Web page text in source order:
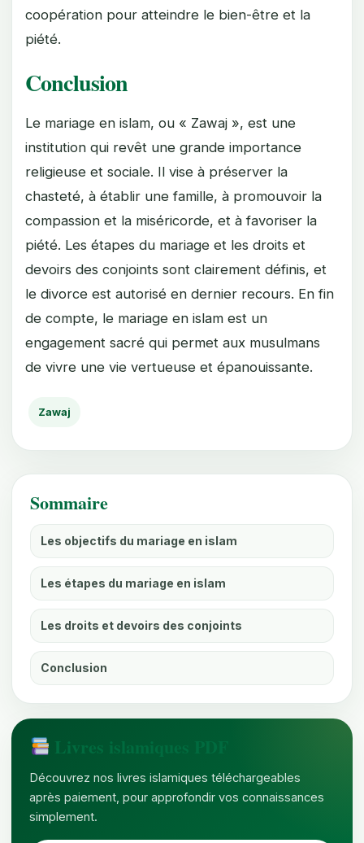
coopération pour atteindre le bien-être et la
piété.
Conclusion
Le mariage en islam, ou « Zawaj », est une
institution qui revêt une grande importance
religieuse et sociale. Il vise à préserver la
chasteté, à établir une famille, à promouvoir la
compassion et la miséricorde, et à favoriser la
piété. Les étapes du mariage et les droits et
devoirs des conjoints sont clairement définis, et
le divorce est autorisé en dernier recours. En fin
de compte, le mariage en islam est un
engagement sacré qui permet aux musulmans
de vivre une vie vertueuse et épanouissante.
Zawaj
Sommaire
Les objectifs du mariage en islam
Les étapes du mariage en islam
Les droits et devoirs des conjoints
Conclusion
Livres islamiques PDF
Découvrez nos livres islamiques téléchargeables
après paiement, pour approfondir vos connaissances
simplement.